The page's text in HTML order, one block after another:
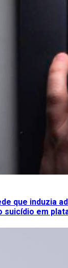
que induzia
suicídio em